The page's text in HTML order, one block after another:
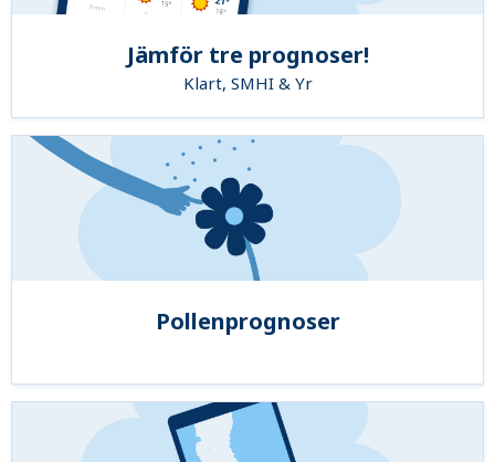
Jämför tre prognoser!
Klart, SMHI & Yr
Pollenprognoser